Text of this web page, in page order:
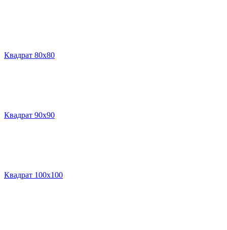
Квадрат 80х80
Квадрат 90х90
Квадрат 100х100